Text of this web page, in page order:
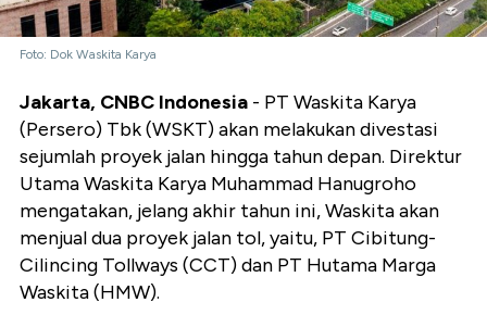
Foto: Dok Waskita Karya
Jakarta, CNBC Indonesia - PT Waskita Karya
(Persero) Tbk (WSKT) akan melakukan divestasi
sejumlah proyek jalan hingga tahun depan. Direktur
Utama Waskita Karya Muhammad Hanugroho
mengatakan, jelang akhir tahun ini, Waskita akan
menjual dua proyek jalan tol, yaitu, PT Cibitung-
Cilincing Tollways (CCT) dan PT Hutama Marga
Waskita (HMW).